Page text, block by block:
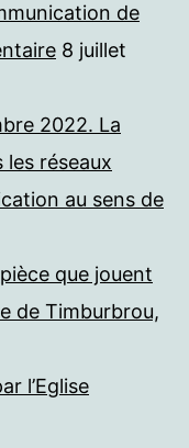
de
8 juillet
2022. La
les réseaux
au sens de
que jouent
de Timburbrou,
l’Eglise